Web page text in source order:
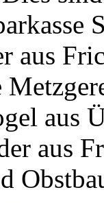
aus
aus
aus